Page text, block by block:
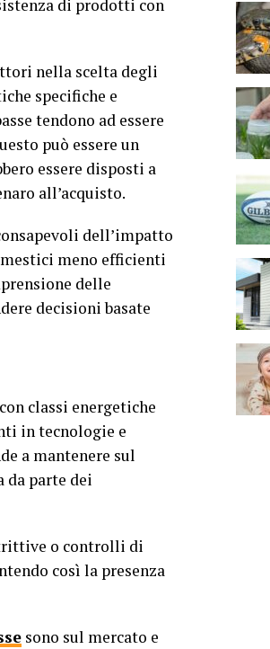
di prodotti con
nella scelta degli
specifiche e
tendono ad essere
può essere un
essere disposti a
all’acquisto.
dell’impatto
meno efficienti
delle
decisioni basate
classi energetiche
in tecnologie e
a mantenere sul
da parte dei
o controlli di
così la presenza
sono sul mercato e